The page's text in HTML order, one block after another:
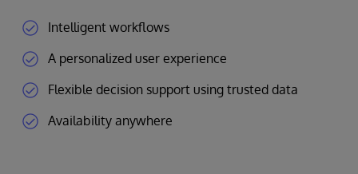
Intelligent workflows
A personalized user experience
Flexible decision support using trusted data
Availability anywhere